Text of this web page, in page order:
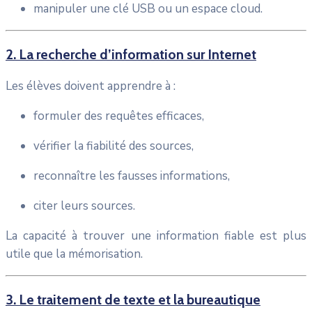
manipuler une clé USB ou un espace cloud.
2. La recherche d’information sur Internet
Les élèves doivent apprendre à :
formuler des requêtes efficaces,
vérifier la fiabilité des sources,
reconnaître les fausses informations,
citer leurs sources.
La capacité à trouver une information fiable est plus
utile que la mémorisation.
3. Le traitement de texte et la bureautique